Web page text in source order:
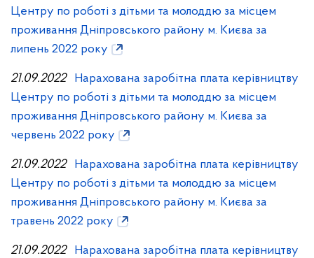
Центру по роботі з дітьми та молоддю за місцем
проживання Дніпровського району м. Києва за
липень 2022 року
21.09.2022 Нарахована заробітна плата керівництву
Центру по роботі з дітьми та молоддю за місцем
проживання Дніпровського району м. Києва за
червень 2022 року
21.09.2022 Нарахована заробітна плата керівництву
Центру по роботі з дітьми та молоддю за місцем
проживання Дніпровського району м. Києва за
травень 2022 року
21.09.2022 Нарахована заробітна плата керівництву